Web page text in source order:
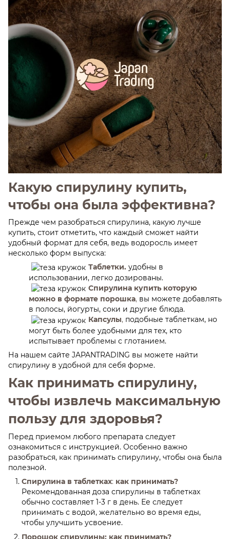
Какую спирулину купить,
чтобы она была эффективна?
Прежде чем разобраться спирулина, какую лучше
купить, стоит отметить, что каждый сможет найти
удобный формат для себя, ведь водоросль имеет
несколько форм выпуска:
Таблетки. удобны в
использовании, легко дозированы.
Спирулина купить которую
можно в формате порошка, вы можете добавлять
в полосы, йогурты, соки и другие блюда.
Капсулы, подобные таблеткам, но
могут быть более удобными для тех, кто
испытывает проблемы с глотанием.
На нашем сайте JAPANTRADING вы можете найти
спирулину в удобной для себя форме.
Как принимать спирулину,
чтобы извлечь максимальную
пользу для здоровья?
Перед приемом любого препарата следует
ознакомиться с инструкцией. Особенно важно
разобраться, как принимать спирулину, чтобы она была
полезной.
Спирулина в таблетках: как принимать?
Рекомендованная доза спирулины в таблетках
обычно составляет 1-3 г в день. Ее следует
принимать с водой, желательно во время еды,
чтобы улучшить усвоение.
Порошок спирулины: как принимать?